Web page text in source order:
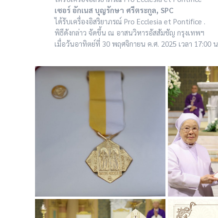
เซอร์ อักเนส บุญรักษา ศรีตระกูล, SPC
ได้รับเครื่องอิสริยาภรณ์ Pro Ecclesia et Pontifice .
พิธีดังกล่าว จัดขึ้น ณ อาสนวิหารอัสสัมชัญ กรุงเทพฯ
เมื่อวันอาทิตย์ที่ 30 พฤศจิกายน ค.ศ. 2025 เวลา 17:00